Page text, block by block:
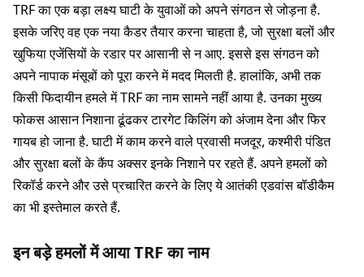
TRF का एक बड़ा लक्ष्य घाटी के युवाओं को अपने संगठन से जोड़ना है.
इसके जरिए वह एक नया कैडर तैयार करना चाहता है, जो सुरक्षा बलों और
खुफिया एजेंसियों के रडार पर आसानी से न आए. इससे इस संगठन को
अपने नापाक मंसूबों को पूरा करने में मदद मिलती है. हालांकि, अभी तक
किसी फिदायीन हमले में TRF का नाम सामने नहीं आया है. उनका मुख्य
फोकस आसान निशाना ढूंढकर टारगेट किलिंग को अंजाम देना और फिर
गायब हो जाना है. घाटी में काम करने वाले प्रवासी मजदूर, कश्मीरी पंडित
और सुरक्षा बलों के कैंप अक्सर इनके निशाने पर रहते हैं. अपने हमलों को
रिकॉर्ड करने और उसे प्रचारित करने के लिए ये आतंकी एडवांस बॉडीकैम
का भी इस्तेमाल करते हैं.
इन बड़े हमलों में आया TRF का नाम